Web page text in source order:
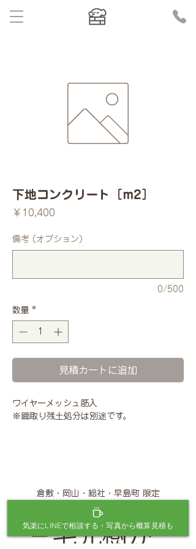
下地コンクリート［m2］
￥10,400
備考 (オプション)
0/500
数量 *
見積カートに追加
ワイヤーメッシュ筋入
※鋤取り残土処分は別途です。
倉敷・岡山・総社・早島町 限定
三宅元樹が
気楽にLINEで相談する・写真から概算見積も